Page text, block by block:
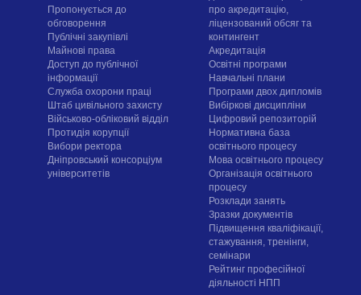
Пропонується до
обговорення
Публічні закупівлі
Майнові права
Доступ до публічної
інформації
Служба охорони праці
Штаб цивільного захисту
Військово-обліковий відділ
Протидія корупції
Вибори ректора
Дніпровський консорціум
університетів
про акредитацію,
ліцензований обсяг та
контингент
Акредитація
Освітні програми
Навчальні плани
Програми двох дипломів
Вибіркові дисципліни
Цифровий репозиторій
Нормативна база
освітнього процесу
Мова освітнього процесу
Організація освітнього
процесу
Розклади занять
Зразки документів
Підвищення кваліфікації,
стажування, тренінги,
семінари
Рейтинг професійної
діяльності НПП